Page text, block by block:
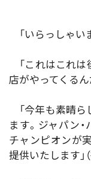
「いらっしゃい
「これはこれは
店がやってくるん
「今年も素晴ら
ます。ジャパン
チャンピオンが
提供いたします」